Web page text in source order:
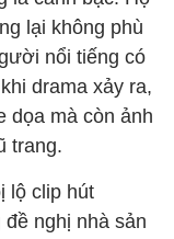
lại không phù
nổi tiếng có
drama xảy ra,
dọa mà còn ảnh
trang.
lộ clip hút
nghị nhà sản